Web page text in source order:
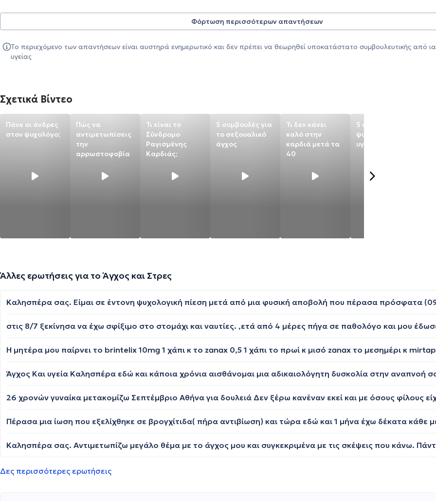
Φόρτωση περισσότερων απαντήσεων
Το περιεχόμενο των απαντήσεων είναι αυστηρά ενημερωτικό και δεν πρέπει να θεωρηθεί υποκατάστατο συμβουλευτικής από
υγείας
Σχετικά Βίντεο
Πάνε οι άνδρες
στον ψυχολόγο;
Πώς να
αντιμετωπίσεις
την
αρρωστοφοβία
Τι είναι το
Σύνδρομο
Ραγισμένης
Καρδιάς;
5 συμβουλές για
το σεξουαλικό
άγχος
Τι δεν κάνει
καλό στην
καρδιά μετά τα
40
5 σημάδια ότι η
ψυχική σου
υγεία κινδυνεύει
Άλλες ερωτήσεις για το Άγχος και Στρες
Δες περισσότερες ερωτήσεις